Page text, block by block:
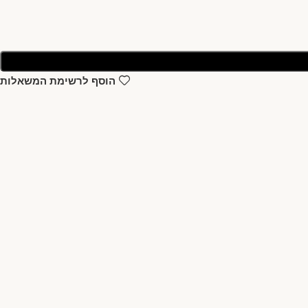
הוסף לרשימת המשאלות